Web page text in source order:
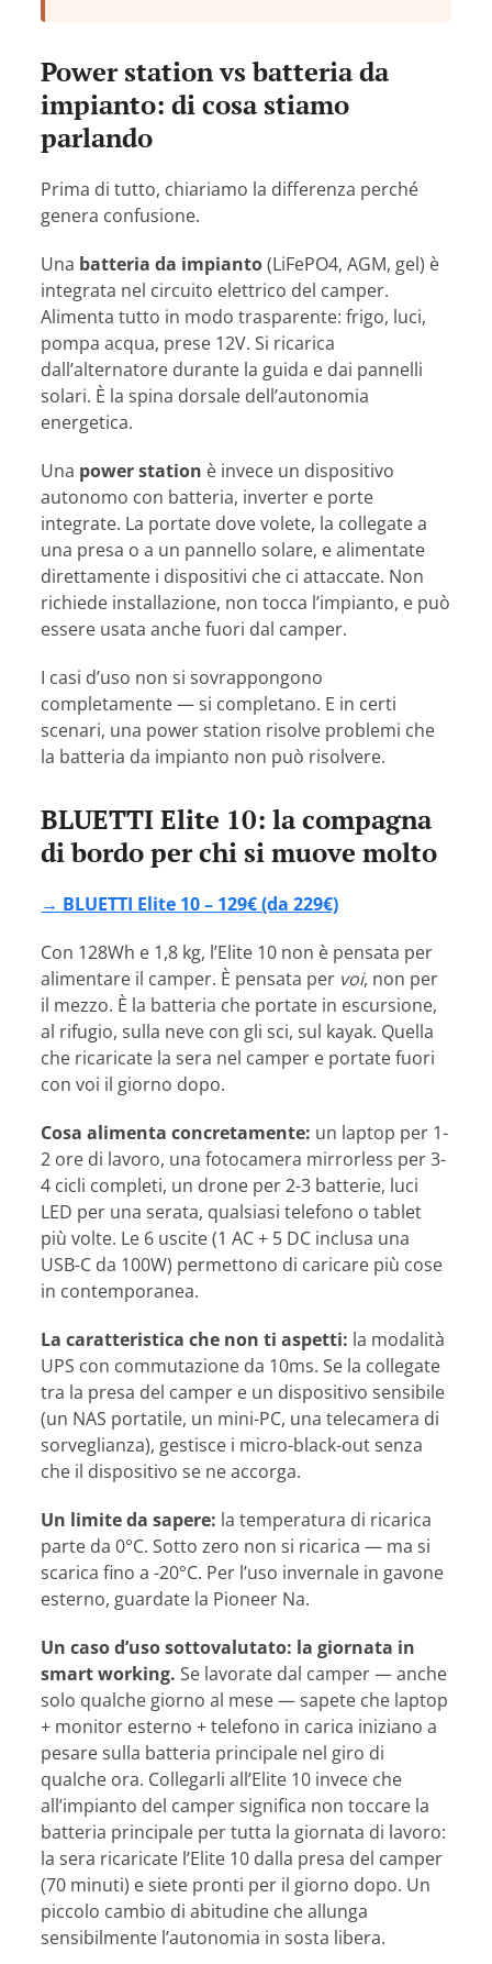
Power station vs batteria da
impianto: di cosa stiamo
parlando
Prima di tutto, chiariamo la differenza perché
genera confusione.
Una batteria da impianto(LiFePO4, AGM, gel) è
integrata nel circuito elettrico del camper.
Alimenta tutto in modo trasparente: frigo, luci,
pompa acqua, prese 12V. Si ricarica
dall’alternatore durante la guida e dai pannelli
solari. È la spina dorsale dell’autonomia
energetica.
Una power station è invece un dispositivo
autonomo con batteria, inverter e porte
integrate. La portate dove volete, la collegate a
una presa o a un pannello solare, e alimentate
direttamente i dispositivi che ci attaccate. Non
richiede installazione, non tocca l’impianto, e può
essere usata anche fuori dal camper.
I casi d’uso non si sovrappongono
completamente — si completano. E in certi
scenari, una power station risolve problemi che
la batteria da impianto non può risolvere.
BLUETTI Elite 10: la compagna
di bordo per chi si muove molto
→ BLUETTI Elite 10 – 129€ (da 229€)
Con 128Wh e 1,8 kg, l’Elite 10 non è pensata per
alimentare il camper. È pensata per voi, non per
il mezzo. È la batteria che portate in escursione,
al rifugio, sulla neve con gli sci, sul kayak. Quella
che ricaricate la sera nel camper e portate fuori
con voi il giorno dopo.
Cosa alimenta concretamente: un laptop per 1-
2 ore di lavoro, una fotocamera mirrorless per 3-
4 cicli completi, un drone per 2-3 batterie, luci
LED per una serata, qualsiasi telefono o tablet
più volte. Le 6 uscite (1 AC + 5 DC inclusa una
USB-C da 100W) permettono di caricare più cose
in contemporanea.
La caratteristica che non ti aspetti: la modalità
UPS con commutazione da 10ms. Se la collegate
tra la presa del camper e un dispositivo sensibile
(un NAS portatile, un mini-PC, una telecamera di
sorveglianza), gestisce i micro-black-out senza
che il dispositivo se ne accorga.
Un limite da sapere: la temperatura di ricarica
parte da 0°C. Sotto zero non si ricarica — ma si
scarica fino a -20°C. Per l’uso invernale in gavone
esterno, guardate la Pioneer Na.
Un caso d’uso sottovalutato: la giornata in
smart working. Se lavorate dal camper — anche
solo qualche giorno al mese — sapete che laptop
+ monitor esterno + telefono in carica iniziano a
pesare sulla batteria principale nel giro di
qualche ora. Collegarli all’Elite 10 invece che
all’impianto del camper significa non toccare la
batteria principale per tutta la giornata di lavoro:
la sera ricaricate l’Elite 10 dalla presa del camper
(70 minuti) e siete pronti per il giorno dopo. Un
piccolo cambio di abitudine che allunga
sensibilmente l’autonomia in sosta libera.